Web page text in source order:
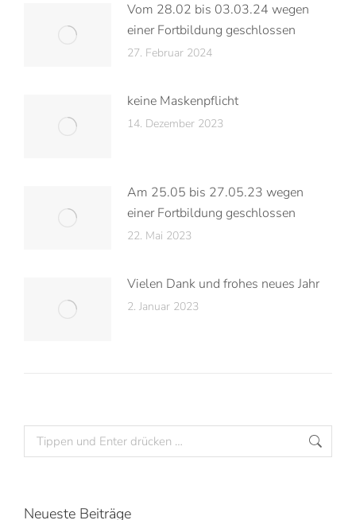
Vom 28.02 bis 03.03.24 wegen
einer Fortbildung geschlossen
27. Februar 2024
keine Maskenpflicht
14. Dezember 2023
Am 25.05 bis 27.05.23 wegen
einer Fortbildung geschlossen
22. Mai 2023
Vielen Dank und frohes neues Jahr
2. Januar 2023
Neueste Beiträge